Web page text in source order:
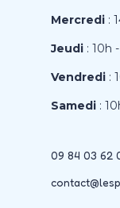
Mercredi :
Jeudi : 10h
Vendredi :
Samedi :
09 84 03 62